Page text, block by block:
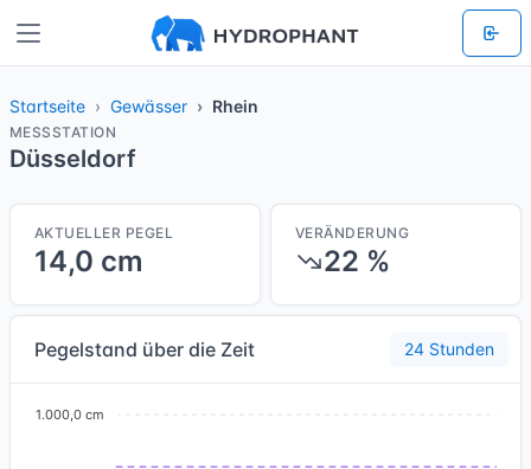
Startseite Gewässer Rhein
MESSSTATION
Düsseldorf
AKTUELLER PEGEL
14,0 cm
VERÄNDERUNG
22 %
Pegelstand über die Zeit 24 Stunden
1.000,0 cm